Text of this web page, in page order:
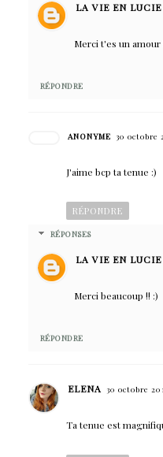
LA VIE EN LUCIE
Merci t'es un amour
RÉPONDRE
ANONYME 30 octobre
J'aime bcp ta tenue :)
RÉPONDRE
RÉPONSES
LA VIE EN LUCIE
Merci beaucoup !! :)
RÉPONDRE
ELENA 30 octobre
Ta tenue est